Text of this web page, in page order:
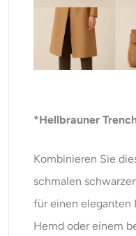
*Hellbrauner
Kombinieren Sie
schmalen
für einen eleganten
Hemd oder einem